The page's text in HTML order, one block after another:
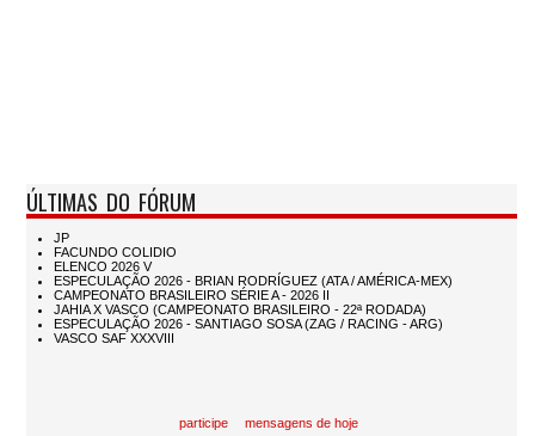
ÚLTIMAS DO FÓRUM
participe mensagens de hoje